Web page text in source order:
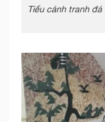
Tiểu cảnh tranh